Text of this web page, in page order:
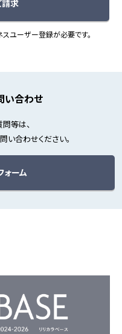
請求
ユーザー登録が必要です。
い合わせ
等は、
い合わせください。
ォーム